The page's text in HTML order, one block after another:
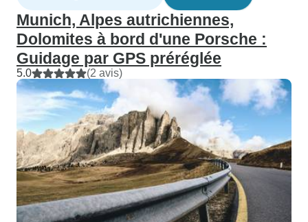
Munich, Alpes autrichiennes,
Dolomites à bord d'une Porsche :
Guidage par GPS préréglée
5.0 (2 avis)